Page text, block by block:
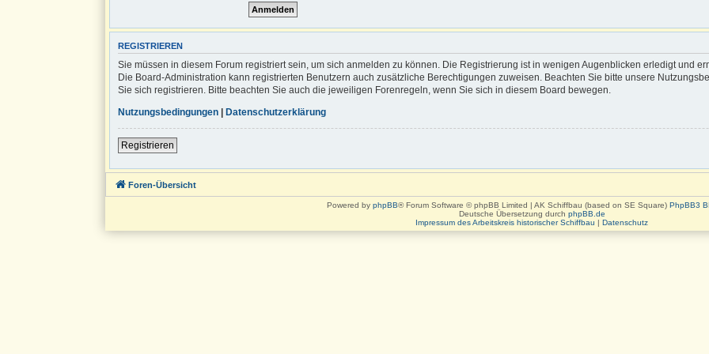
REGISTRIEREN
Sie müssen in diesem Forum registriert sein, um sich anmelden zu können. Die Registrierung ist in wenigen Augenblicken erledigt und
Die Board-Administration kann registrierten Benutzern auch zusätzliche Berechtigungen zuweisen. Beachten Sie bitte unsere
Sie sich registrieren. Bitte beachten Sie auch die jeweiligen Forenregeln, wenn Sie sich in diesem Board bewegen.
Nutzungsbedingungen | Datenschutzerklärung
Registrieren
Foren-Übersicht
Powered by phpBB® Forum Software © phpBB Limited | AK Schiffbau (based on SE Square) PhpBB3
Deutsche Übersetzung durch phpBB.de
Impressum des Arbeitskreis historischer Schiffbau | Datenschutz